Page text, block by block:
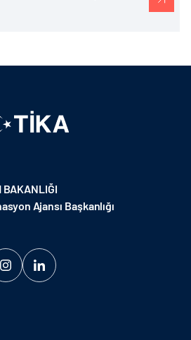
BAKANLIĞI
Ajansı Başkanlığı